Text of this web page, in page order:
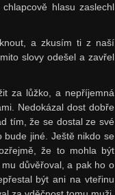
hlasu zaslechl
a zkusím ti z naší
slovy odešel a zavřel
za lůžko, a nepříjemná
Nedokázal dost dobře
tím, že se dostal ze své
bude jiné. Ještě nikdo se
že to mohla být
důvěřoval, a pak ho o
být ani na vteřinu